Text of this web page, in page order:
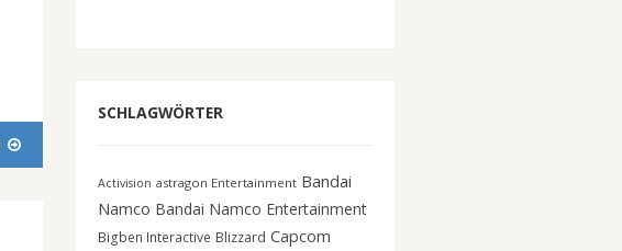
SCHLAGWÖRTER
Activision astragon Entertainment Bandai
Namco Bandai Namco Entertainment
Bigben Interactive Blizzard Capcom